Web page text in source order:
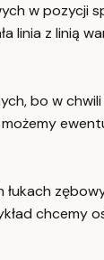
w pozycji
linia z linią
bo w
chcemy